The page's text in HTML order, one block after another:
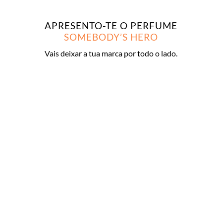
APRESENTO-TE O PERFUME
SOMEBODY’S HERO
Vais deixar a tua marca por todo o lado.